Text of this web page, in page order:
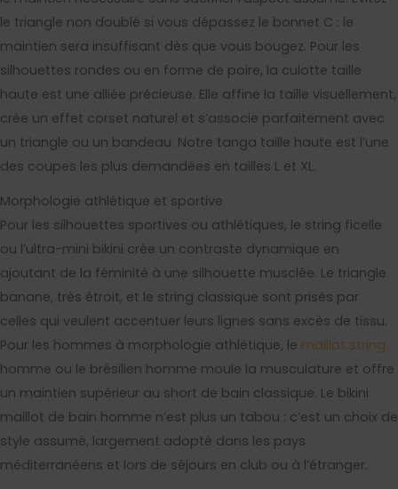
le triangle non doublé si vous dépassez le bonnet C : le
maintien sera insuffisant dès que vous bougez. Pour les
silhouettes rondes ou en forme de poire, la culotte taille
haute est une alliée précieuse. Elle affine la taille visuellement,
crée un effet corset naturel et s’associe parfaitement avec
un triangle ou un bandeau. Notre tanga taille haute est l’une
des coupes les plus demandées en tailles L et XL.
Morphologie athlétique et sportive
Pour les silhouettes sportives ou athlétiques, le string ficelle
ou l’ultra-mini bikini crée un contraste dynamique en
ajoutant de la féminité à une silhouette musclée. Le triangle
banane, très étroit, et le string classique sont prisés par
celles qui veulent accentuer leurs lignes sans excès de tissu.
Pour les hommes à morphologie athlétique, le maillot string
homme ou le brésilien homme moule la musculature et offre
un maintien supérieur au short de bain classique. Le bikini
maillot de bain homme n’est plus un tabou : c’est un choix de
style assumé, largement adopté dans les pays
méditerranéens et lors de séjours en club ou à l’étranger.